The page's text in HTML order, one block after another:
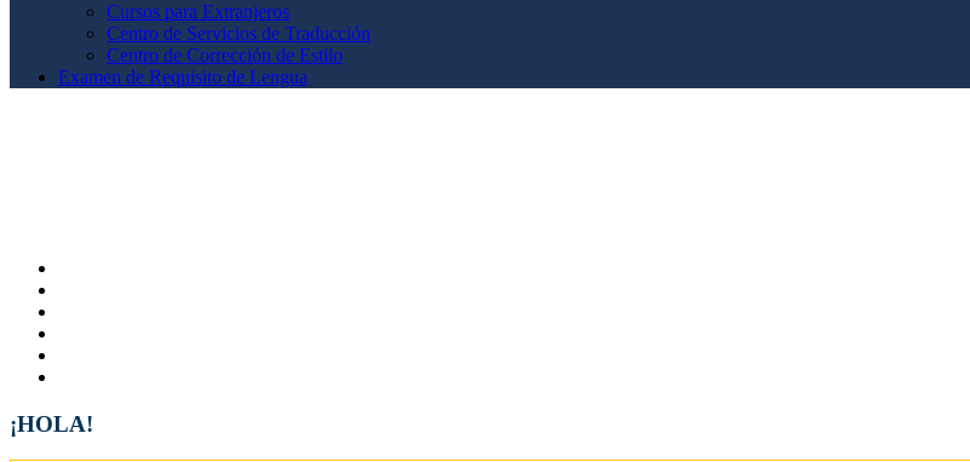
Cursos para Extranjeros
Centro de Servicios de Traducción
Centro de Corrección de Estilo
Examen de Requisito de Lengua
¡HOLA!